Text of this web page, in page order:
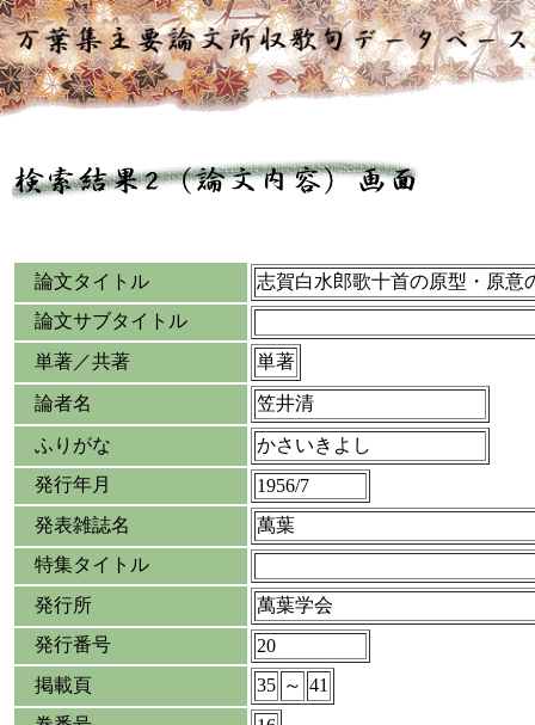
論文タイトル
志賀白水郎歌十首の原型・原意
論文サブタイトル
単著／共著
単著
論者名 笠井清
ふりがな
かさいきよし
発行年月
1956/7
発表雑誌名
萬葉
特集タイトル
発行所
萬葉学会
発行番号
20
掲載頁
35 ～ 41